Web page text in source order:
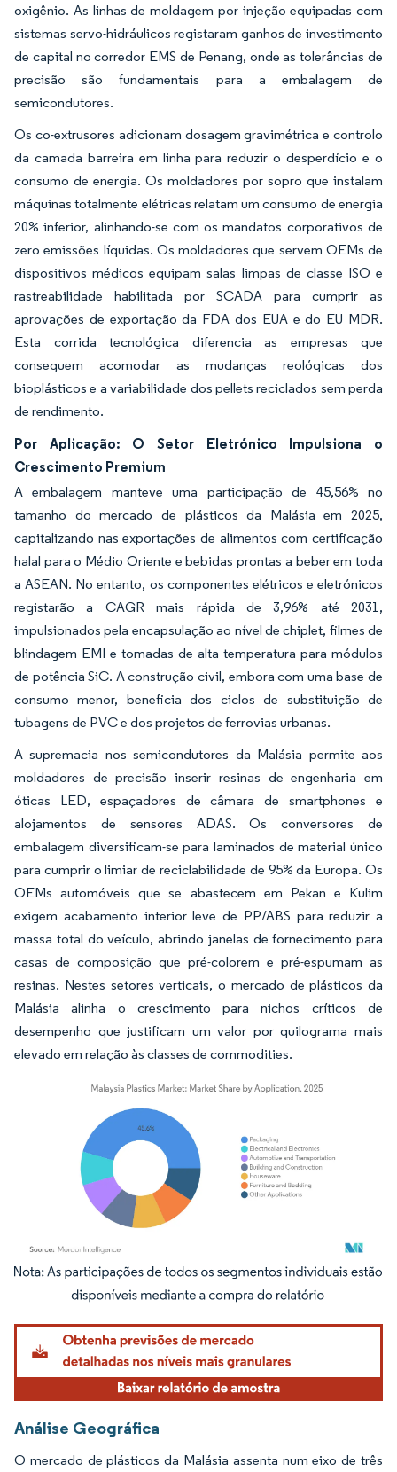
oxigênio. As linhas de moldagem por injeção equipadas com
sistemas servo-hidráulicos registaram ganhos de investimento
de capital no corredor EMS de Penang, onde as tolerâncias de
precisão são fundamentais para a embalagem de
semicondutores.
Os co-extrusores adicionam dosagem gravimétrica e controlo
da camada barreira em linha para reduzir o desperdício e o
consumo de energia. Os moldadores por sopro que instalam
máquinas totalmente elétricas relatam um consumo de energia
20% inferior, alinhando-se com os mandatos corporativos de
zero emissões líquidas. Os moldadores que servem OEMs de
dispositivos médicos equipam salas limpas de classe ISO e
rastreabilidade habilitada por SCADA para cumprir as
aprovações de exportação da FDA dos EUA e do EU MDR.
Esta corrida tecnológica diferencia as empresas que
conseguem acomodar as mudanças reológicas dos
bioplásticos e a variabilidade dos pellets reciclados sem perda
de rendimento.
Por Aplicação: O Setor Eletrónico Impulsiona o
Crescimento Premium
A embalagem manteve uma participação de 45,56% no
tamanho do mercado de plásticos da Malásia em 2025,
capitalizando nas exportações de alimentos com certificação
halal para o Médio Oriente e bebidas prontas a beber em toda
a ASEAN. No entanto, os componentes elétricos e eletrónicos
registarão a CAGR mais rápida de 3,96% até 2031,
impulsionados pela encapsulação ao nível de chiplet, filmes de
blindagem EMI e tomadas de alta temperatura para módulos
de potência SiC. A construção civil, embora com uma base de
consumo menor, beneficia dos ciclos de substituição de
tubagens de PVC e dos projetos de ferrovias urbanas.
A supremacia nos semicondutores da Malásia permite aos
moldadores de precisão inserir resinas de engenharia em
óticas LED, espaçadores de câmara de smartphones e
alojamentos de sensores ADAS. Os conversores de
embalagem diversificam-se para laminados de material único
para cumprir o limiar de reciclabilidade de 95% da Europa. Os
OEMs automóveis que se abastecem em Pekan e Kulim
exigem acabamento interior leve de PP/ABS para reduzir a
massa total do veículo, abrindo janelas de fornecimento para
casas de composição que pré-colorem e pré-espumam as
resinas. Nestes setores verticais, o mercado de plásticos da
Malásia alinha o crescimento para nichos críticos de
desempenho que justificam um valor por quilograma mais
elevado em relação às classes de commodities.
Imagem © Mordor Intelligence. O reuso requer atribuição conforme CC BY 4.0.
Análise Geográfica
O mercado de plásticos da Malásia assenta num eixo de três